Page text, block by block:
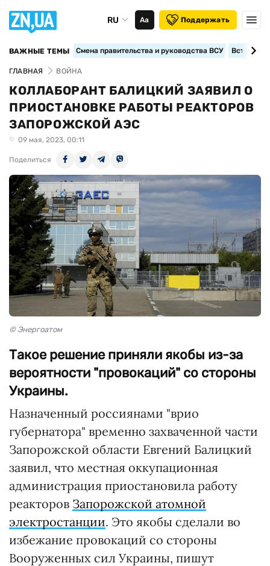
RU Аа Поддержать
ВАЖНЫЕ ТЕМЫ Смена правительства и руководства ВСУ
ГЛАВНАЯ ВОЙНА
КОЛЛАБОРАНТ БАЛИЦКИЙ ЗАЯВИЛ О
ПРИОСТАНОВКЕ РАБОТЫ РЕАКТОРОВ
ЗАПОРОЖСКОЙ АЭС
09 мая, 2023, 00:11
Поделиться
© Энергоатом
Такое решение приняли якобы из-за
вероятности "провокаций" со стороны
Украины.
Назначенный россиянами "врио
губернатора" временно захваченной части
Запорожской области Евгений Балицкий
заявил, что местная оккупационная
администрация приостановила работу
реакторов Запорожской атомной
электростанции. Это якобы сделали во
избежание провокаций со стороны
Вооруженных сил Украины, пишут